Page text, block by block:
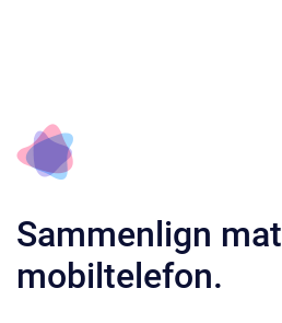
Sammenlign
mobiltelefon.